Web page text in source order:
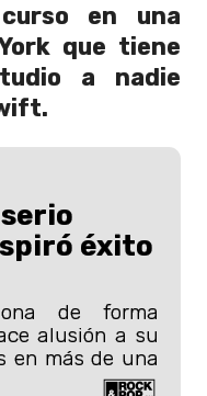
curso en una
que tiene
a nadie
éxito
de forma
alusión a su
en más de una